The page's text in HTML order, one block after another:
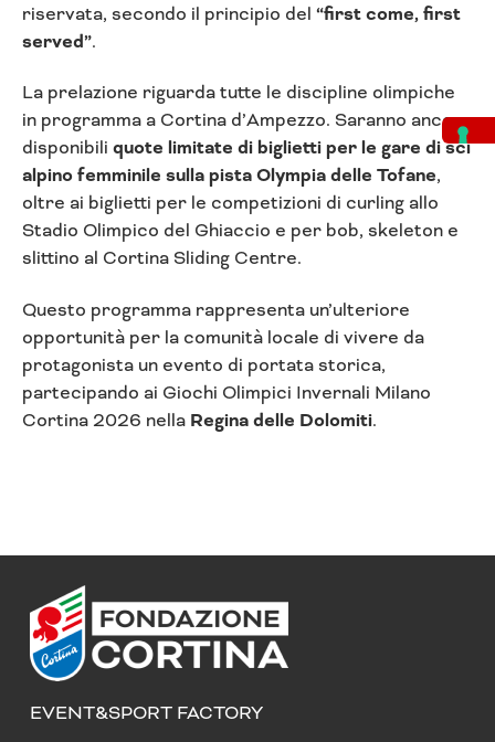
riservata, secondo il principio del “first come, first
served”.
La prelazione riguarda tutte le discipline olimpiche
in programma a Cortina d’Ampezzo. Saranno ancora
disponibili quote limitate di biglietti per le gare di sci
alpino femminile sulla pista Olympia delle Tofane,
oltre ai biglietti per le competizioni di curling allo
Stadio Olimpico del Ghiaccio e per bob, skeleton e
slittino al Cortina Sliding Centre.
Questo programma rappresenta un’ulteriore
opportunità per la comunità locale di vivere da
protagonista un evento di portata storica,
partecipando ai Giochi Olimpici Invernali Milano
Cortina 2026 nella Regina delle Dolomiti.
EVENT&SPORT FACTORY